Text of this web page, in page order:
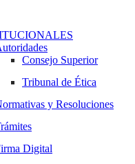
Consejo Superior
Tribunal de Ética
y Resoluciones
Digital